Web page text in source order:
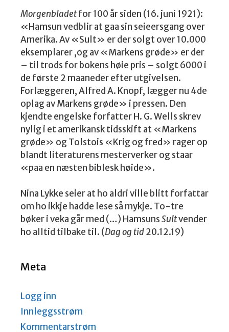
Morgenbladetfor 100 år siden (16. juni 1921):
«Hamsun vedblir at gaa sin seieersgang over
Amerika. Av «Sult» er der solgt over 10.000
eksemplarer ,og av «Markens grøde» er der
– til trods for bokens høie pris – solgt 6000 i
de første 2 maaneder efter utgivelsen.
Forlæggeren, Alfred A. Knopf, lægger nu 4de
oplag av Markens grøde» i pressen. Den
kjendte engelske forfatter H. G. Wells skrev
nylig i et amerikansk tidsskift at «Markens
grøde» og Tolstois «Krig og fred» rager op
blandt literaturens mesterverker og staar
«paa en næsten biblesk høide».
Nina Lykke seier at ho aldri ville blitt forfattar
om ho ikkje hadde lese så mykje. To-tre
bøker i veka går med (…) HamsunsSultvender
ho alltid tilbake til. (Dag og tid20.12.19)
Meta
Logg inn
Innleggsstrøm
Kommentarstrøm